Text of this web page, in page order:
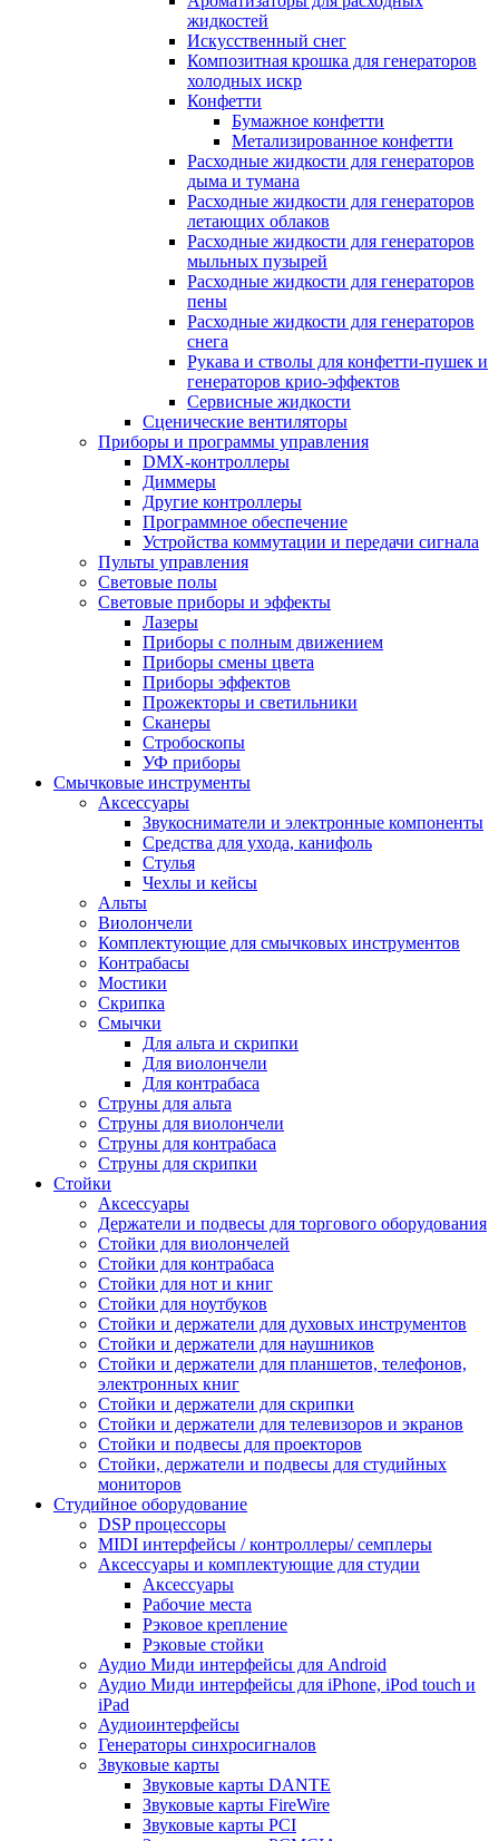
жидкостей
Искусственный снег
Композитная крошка для генераторов
холодных искр
Конфетти
Бумажное конфетти
Метализированное конфетти
Расходные жидкости для генераторов
дыма и тумана
Расходные жидкости для генераторов
летающих облаков
Расходные жидкости для генераторов
мыльных пузырей
Расходные жидкости для генераторов
пены
Расходные жидкости для генераторов
снега
Рукава и стволы для конфетти-пушек и
генераторов крио-эффектов
Сервисные жидкости
Сценические вентиляторы
Приборы и программы управления
DMX-контроллеры
Диммеры
Другие контроллеры
Программное обеспечение
Устройства коммутации и передачи сигнала
Пульты управления
Световые полы
Световые приборы и эффекты
Лазеры
Приборы с полным движением
Приборы смены цвета
Приборы эффектов
Прожекторы и светильники
Сканеры
Стробоскопы
УФ приборы
Смычковые инструменты
Аксессуары
Звукосниматели и электронные компоненты
Средства для ухода, канифоль
Стулья
Чехлы и кейсы
Альты
Виолончели
Комплектующие для смычковых инструментов
Контрабасы
Мостики
Скрипка
Смычки
Для альта и скрипки
Для виолончели
Для контрабаса
Струны для альта
Струны для виолончели
Струны для контрабаса
Струны для скрипки
Стойки
Аксессуары
Держатели и подвесы для торгового оборудования
Стойки для виолончелей
Стойки для контрабаса
Стойки для нот и книг
Стойки для ноутбуков
Стойки и держатели для духовых инструментов
Стойки и держатели для наушников
Стойки и держатели для планшетов, телефонов,
электронных книг
Стойки и держатели для скрипки
Стойки и держатели для телевизоров и экранов
Стойки и подвесы для проекторов
Стойки, держатели и подвесы для студийных
мониторов
Студийное оборудование
DSP процессоры
MIDI интерфейсы / контроллеры/ семплеры
Аксессуары и комплектующие для студии
Аксессуары
Рабочие места
Рэковое крепление
Рэковые стойки
Аудио Миди интерфейсы для Android
Аудио Миди интерфейсы для iPhone, iPod touch и
iPad
Аудиоинтерфейсы
Генераторы синхросигналов
Звуковые карты
Звуковые карты DANTE
Звуковые карты FireWire
Звуковые карты PCI